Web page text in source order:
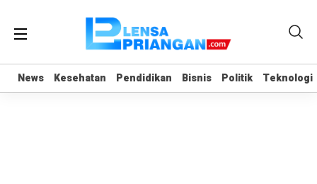
News Kesehatan Pendidikan Bisnis Politik Teknologi
News Kesehatan Pendidikan Bisnis Politik Teknologi